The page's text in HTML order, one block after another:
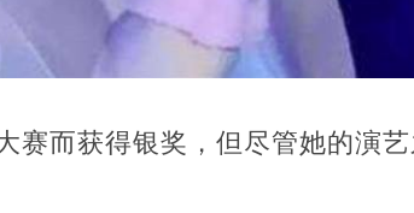
赛而获得银奖，但尽管她的演